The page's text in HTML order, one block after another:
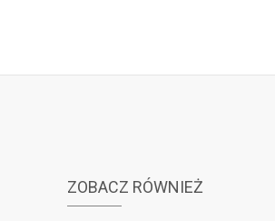
ZOBACZ RÓWNIEŻ